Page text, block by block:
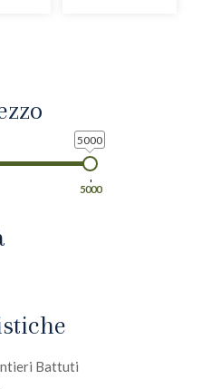
5000
5000
Battuti